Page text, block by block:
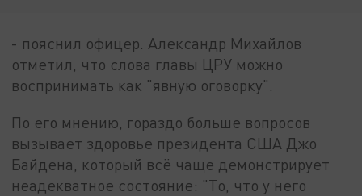
- пояснил офицер. Александр Михайлов
отметил, что слова главы ЦРУ можно
воспринимать как "явную оговорку".
По его мнению, гораздо больше вопросов
вызывает здоровье президента США Джо
Байдена, который всё чаще демонстрирует
неадекватное состояние: "То, что у него